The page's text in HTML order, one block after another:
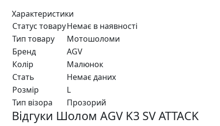
Характеристики
Статус товаруНемає в наявності
Тип товару
Мотошоломи
Бренд
AGV
Колір
Малюнок
Стать
Немає даних
Розмір
L
Тип візора
Прозорий
Відгуки Шолом AGV K3 SV ATTACK